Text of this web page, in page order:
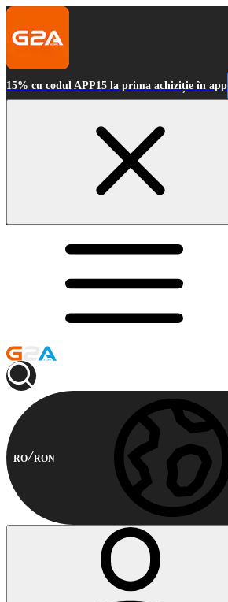
15% cu codul APP15 la prima achiziție în app
RO RON